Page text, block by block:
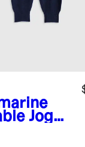
Jogge